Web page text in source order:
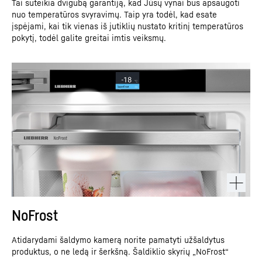
Tai suteikia dvigubą garantiją, kad Jūsų vynai bus apsaugoti
nuo temperatūros svyravimų. Taip yra todėl, kad esate
įspėjami, kai tik vienas iš jutiklių nustato kritinį temperatūros
pokytį, todėl galite greitai imtis veiksmų.
NoFrost
Atidarydami šaldymo kamerą norite pamatyti užšaldytus
produktus, o ne ledą ir šerkšną. Šaldiklio skyrių „NoFrost“